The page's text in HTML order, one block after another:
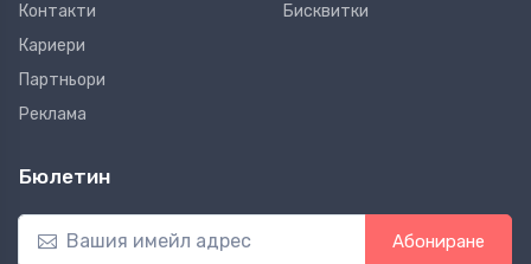
Контакти
Кариери
Партньори
Реклама
Бисквитки
Бюлетин
Абониране